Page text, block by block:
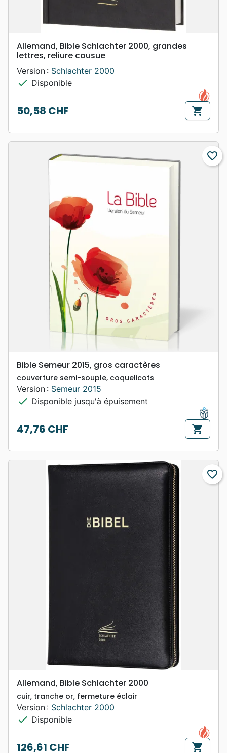
Allemand, Bible Schlachter 2000, grandes
lettres, reliure cousue
Version : Schlachter 2000
check Disponible
Prix
50,58 CHF shopping_cart
favorite_border
Bible Semeur 2015, gros caractères
couverture semi-souple, coquelicots
Version : Semeur 2015
check Disponible jusqu'à épuisement
Prix
47,76 CHF shopping_cart
favorite_border
Allemand, Bible Schlachter 2000
cuir, tranche or, fermeture éclair
Version : Schlachter 2000
check Disponible
126,61 CHF shopping_cart